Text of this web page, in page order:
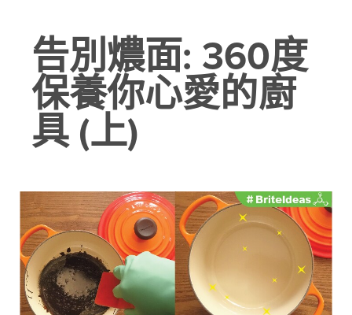
告別燶面: 360度
保養你心愛的廚
具 (上)